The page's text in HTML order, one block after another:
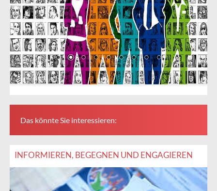
Das könnte Sie interessieren:
INFORMIEREN, BEGEGNEN UND ENGAGIEREN